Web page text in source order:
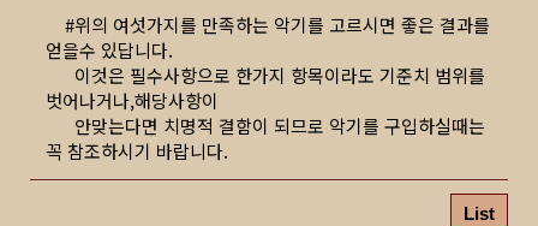
#위의 여섯가지를 만족하는 악기를 고르시면 좋은 결과를
얻을수 있답니다.
이것은 필수사항으로 한가지 항목이라도 기준치 범위를
벗어나거나,해당사항이
안맞는다면 치명적 결함이 되므로 악기를 구입하실때는
꼭 참조하시기 바랍니다.
List